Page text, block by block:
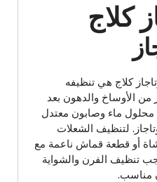
كلاج
كلاج هي تنظيفه
من الأوساخ والدهون بعد
ماء وصابون معتدل
لتنظيف الشعلات
أو قطعة قماش ناعمة مع
تنظيف الفرن والشواية
مناسب.